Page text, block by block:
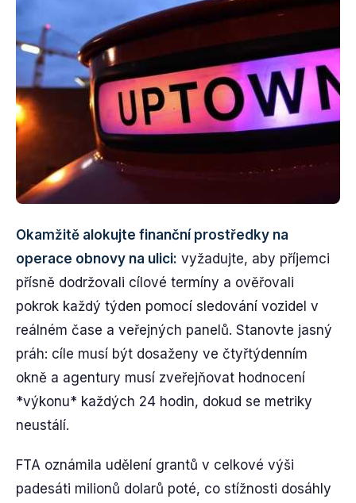
Okamžitě alokujte finanční prostředky na
operace obnovy na ulici: vyžadujte, aby příjemci
přísně dodržovali cílové termíny a ověřovali
pokrok každý týden pomocí sledování vozidel v
reálném čase a veřejných panelů. Stanovte jasný
práh: cíle musí být dosaženy ve čtyřtýdenním
okně a agentury musí zveřejňovat hodnocení
*výkonu* každých 24 hodin, dokud se metriky
neustálí.
FTA oznámila udělení grantů v celkové výši
padesáti milionů dolarů poté, co stížnosti dosáhly